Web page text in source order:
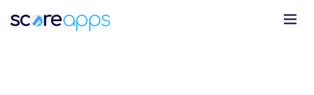
Todo Marketing Móvil